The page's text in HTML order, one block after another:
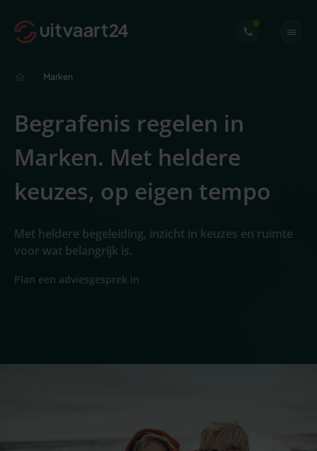
Marken
Begrafenis regelen in
Marken. Met heldere
keuzes, op eigen tempo
Met heldere begeleiding, inzicht in keuzes en ruimte
voor wat belangrijk is.
Plan een adviesgesprek in